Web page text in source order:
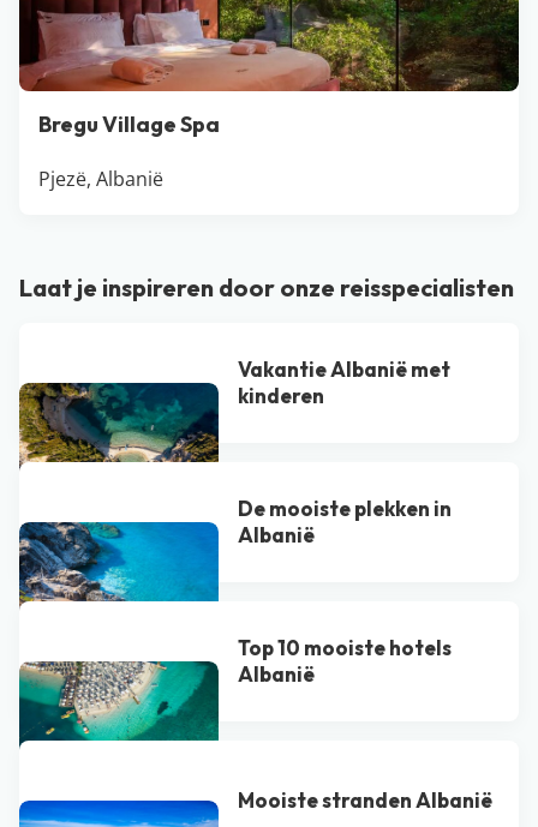
Bregu Village Spa
Pjezë, Albanië
Laat je inspireren door onze reisspecialisten
Vakantie Albanië met
kinderen
De mooiste plekken in
Albanië
Top 10 mooiste hotels
Albanië
Mooiste stranden Albanië